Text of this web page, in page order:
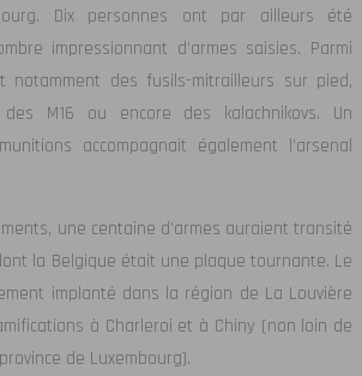
Dix personnes ont par ailleurs été
impressionnant d’armes saisies. Parmi
notamment des fusils-mitrailleurs sur pied,
M16 ou encore des kalachnikovs. Un
accompagnait également l’arsenal
une centaine d’armes auraient transité
la Belgique était une plaque tournante. Le
implanté dans la région de La Louvière
à Charleroi et à Chiny (non loin de
de Luxembourg).